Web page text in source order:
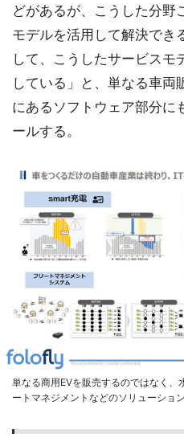
どがあるが、こうした分野
モデルを活用して解決でき
して、こうしたサービスモ
している」と、単なる車両
にあるソフトウェア部分に
ールする。
単なる商用EVを販売するのではなく、
ートマネジメントなどのソリューショ